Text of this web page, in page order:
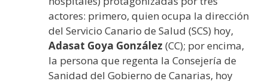
actores: primero, quien ocupa la dirección
del Servicio Canario de Salud (SCS) hoy,
Adasat Goya González (CC); por encima,
la persona que regenta la Consejería de
Sanidad del Gobierno de Canarias, hoy